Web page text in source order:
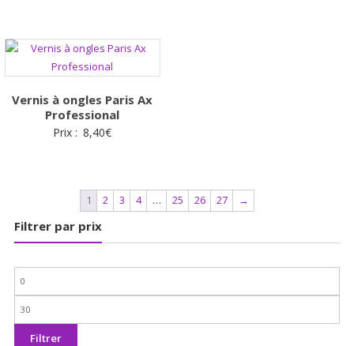
Vernis à ongles Paris Ax
Professional
Prix : 8,40€
1 2 3 4 … 25 26 27 →
Filtrer par prix
Prix
min
Prix
max
Filtrer